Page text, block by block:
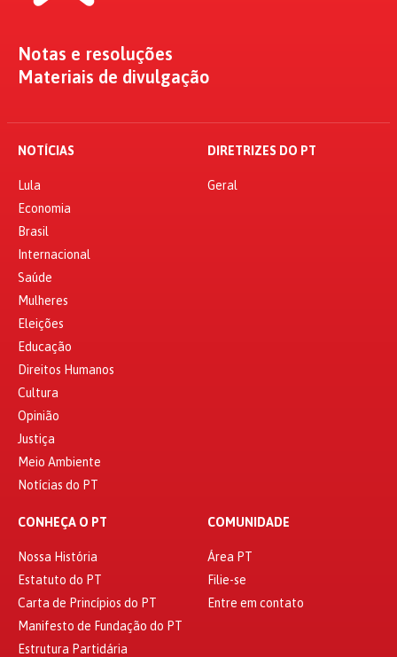
Notas e resoluções
Materiais de divulgação
NOTÍCIAS
Lula
Economia
Brasil
Internacional
Saúde
Mulheres
Eleições
Educação
Direitos Humanos
Cultura
Opinião
Justiça
Meio Ambiente
Notícias do PT
DIRETRIZES DO PT
Geral
CONHEÇA O PT
Nossa História
Estatuto do PT
Carta de Princípios do PT
Manifesto de Fundação do PT
Estrutura Partidária
COMUNIDADE
Área PT
Filie-se
Entre em contato